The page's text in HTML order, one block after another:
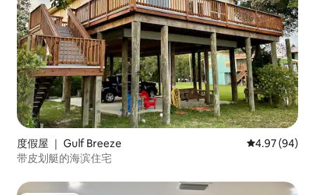
度假屋 ｜ Gulf Breeze 平均评分 4.97
4.97 (94)
带皮划艇的海滨住宅